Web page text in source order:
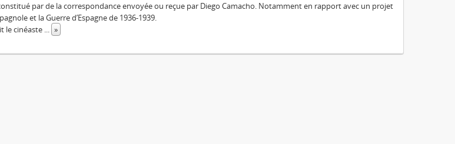
par de la correspondance envoyée ou reçue par Diego Camacho. Notamment en rapport avec un projet
et la Guerre d’Espagne de 1936-1939.
le cinéaste ... »